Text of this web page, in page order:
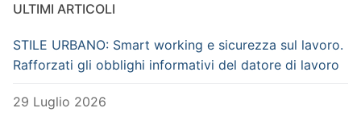
ULTIMI ARTICOLI
STILE URBANO: Smart working e sicurezza sul lavoro.
Rafforzati gli obblighi informativi del datore di lavoro
29 Luglio 2026